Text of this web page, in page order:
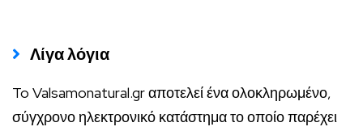
Λίγα λόγια
To Valsamonatural.gr αποτελεί ένα ολοκληρωμένο,
σύγχρονο ηλεκτρονικό κατάστημα το οποίο παρέχει